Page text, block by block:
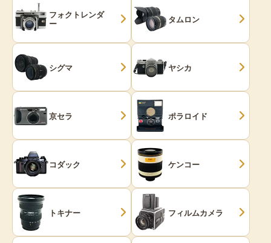
フォクトレンダ
ー タムロン
シグマ ヤシカ
京セラ ポラロイド
コダック ケンコー
トキナー フィルムカメラ